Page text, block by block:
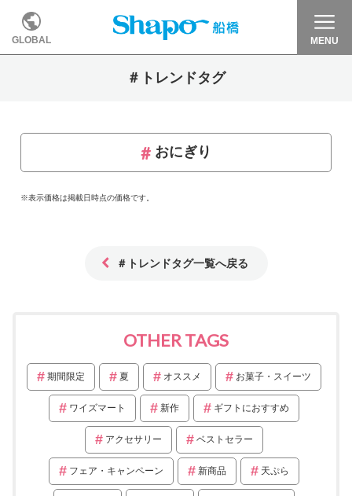
GLOBAL MENU
＃トレンドタグ
おにぎり
※表示価格は掲載日時点の価格です。
＃トレンドタグ一覧へ戻る
OTHER TAGS
期間限定 夏 オススメ お菓子・スイーツ
ワイズマート 新作 ギフトにおすすめ
アクセサリー ベストセラー
フェア・キャンペーン 新商品 天ぷら